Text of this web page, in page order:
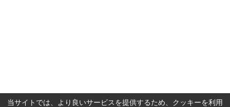
当サイトでは、より良いサービスを提供するため、クッキーを利用